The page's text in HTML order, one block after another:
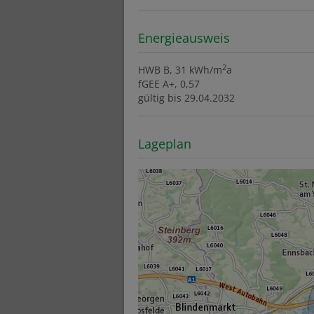
Energieausweis
HWB B, 31 kWh/m2a
fGEE A+, 0,57
gültig bis 29.04.2032
Lageplan